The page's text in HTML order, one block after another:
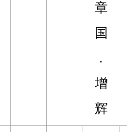
章
国
.
增
辉